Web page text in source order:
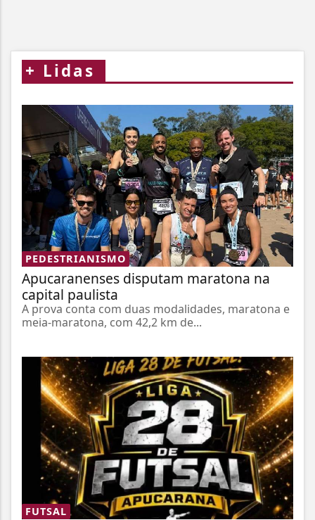
+ Lidas
PEDESTRIANISMO
Apucaranenses disputam maratona na
capital paulista
A prova conta com duas modalidades, maratona e
meia-maratona, com 42,2 km de...
FUTSAL